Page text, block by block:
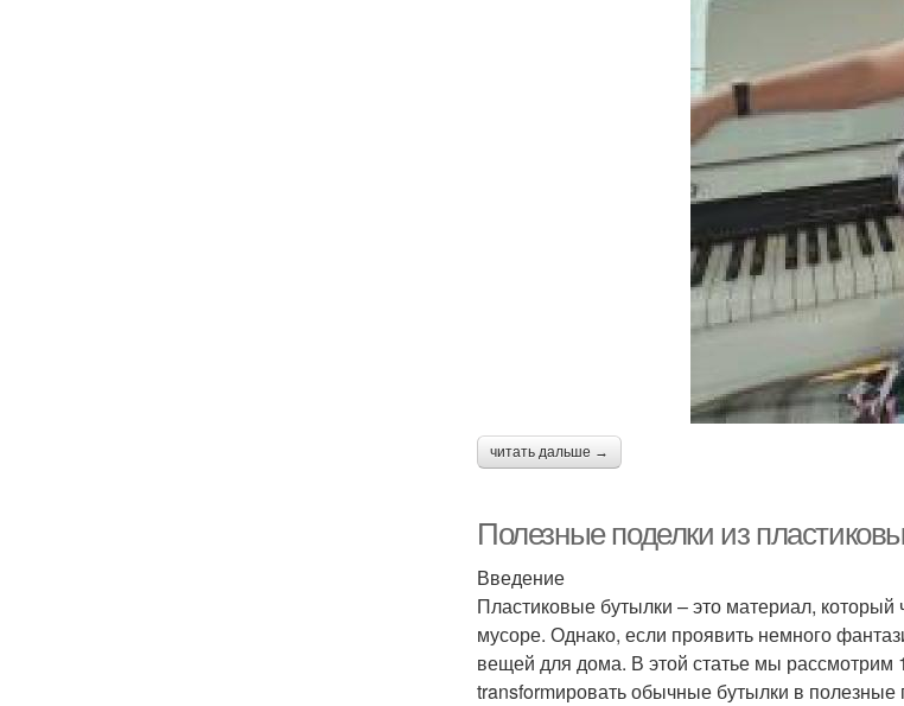
читать дальше →
Полезные поделки из
Введение
Пластиковые бутылки – это материал,
мусоре. Однако, если проявить немного
вещей для дома. В этой статье мы рассмотрим
transformировать обычные бутылки в полезные